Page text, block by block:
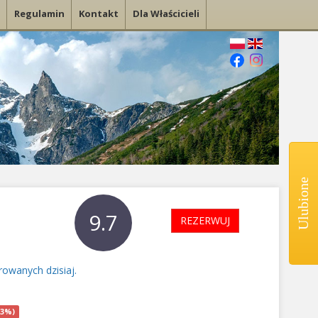
Regulamin Kontakt Dla Właścicieli
9.7 REZERWUJ
dzisiaj.
Ulubione